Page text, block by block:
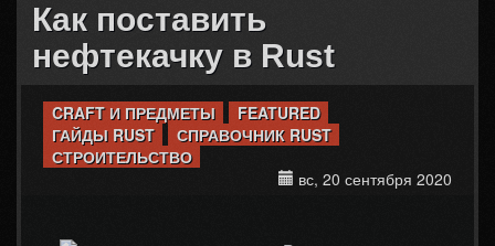
Как поставить
нефтекачку в Rust
CRAFT И ПРЕДМЕТЫ
FEATURED
ГАЙДЫ RUST
СПРАВОЧНИК RUST
СТРОИТЕЛЬСТВО
вс, 20 сентября 2020